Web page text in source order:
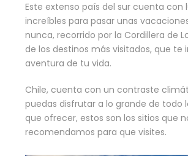
Este extenso país del sur cuenta con
increíbles para pasar unas
nunca, recorrido por la Cordillera de
de los destinos más visitados, que te
aventura de tu vida.
Chile, cuenta con un contraste
puedas disfrutar a lo grande de todo
que ofrecer, estos son los sitios que
recomendamos para que visites.